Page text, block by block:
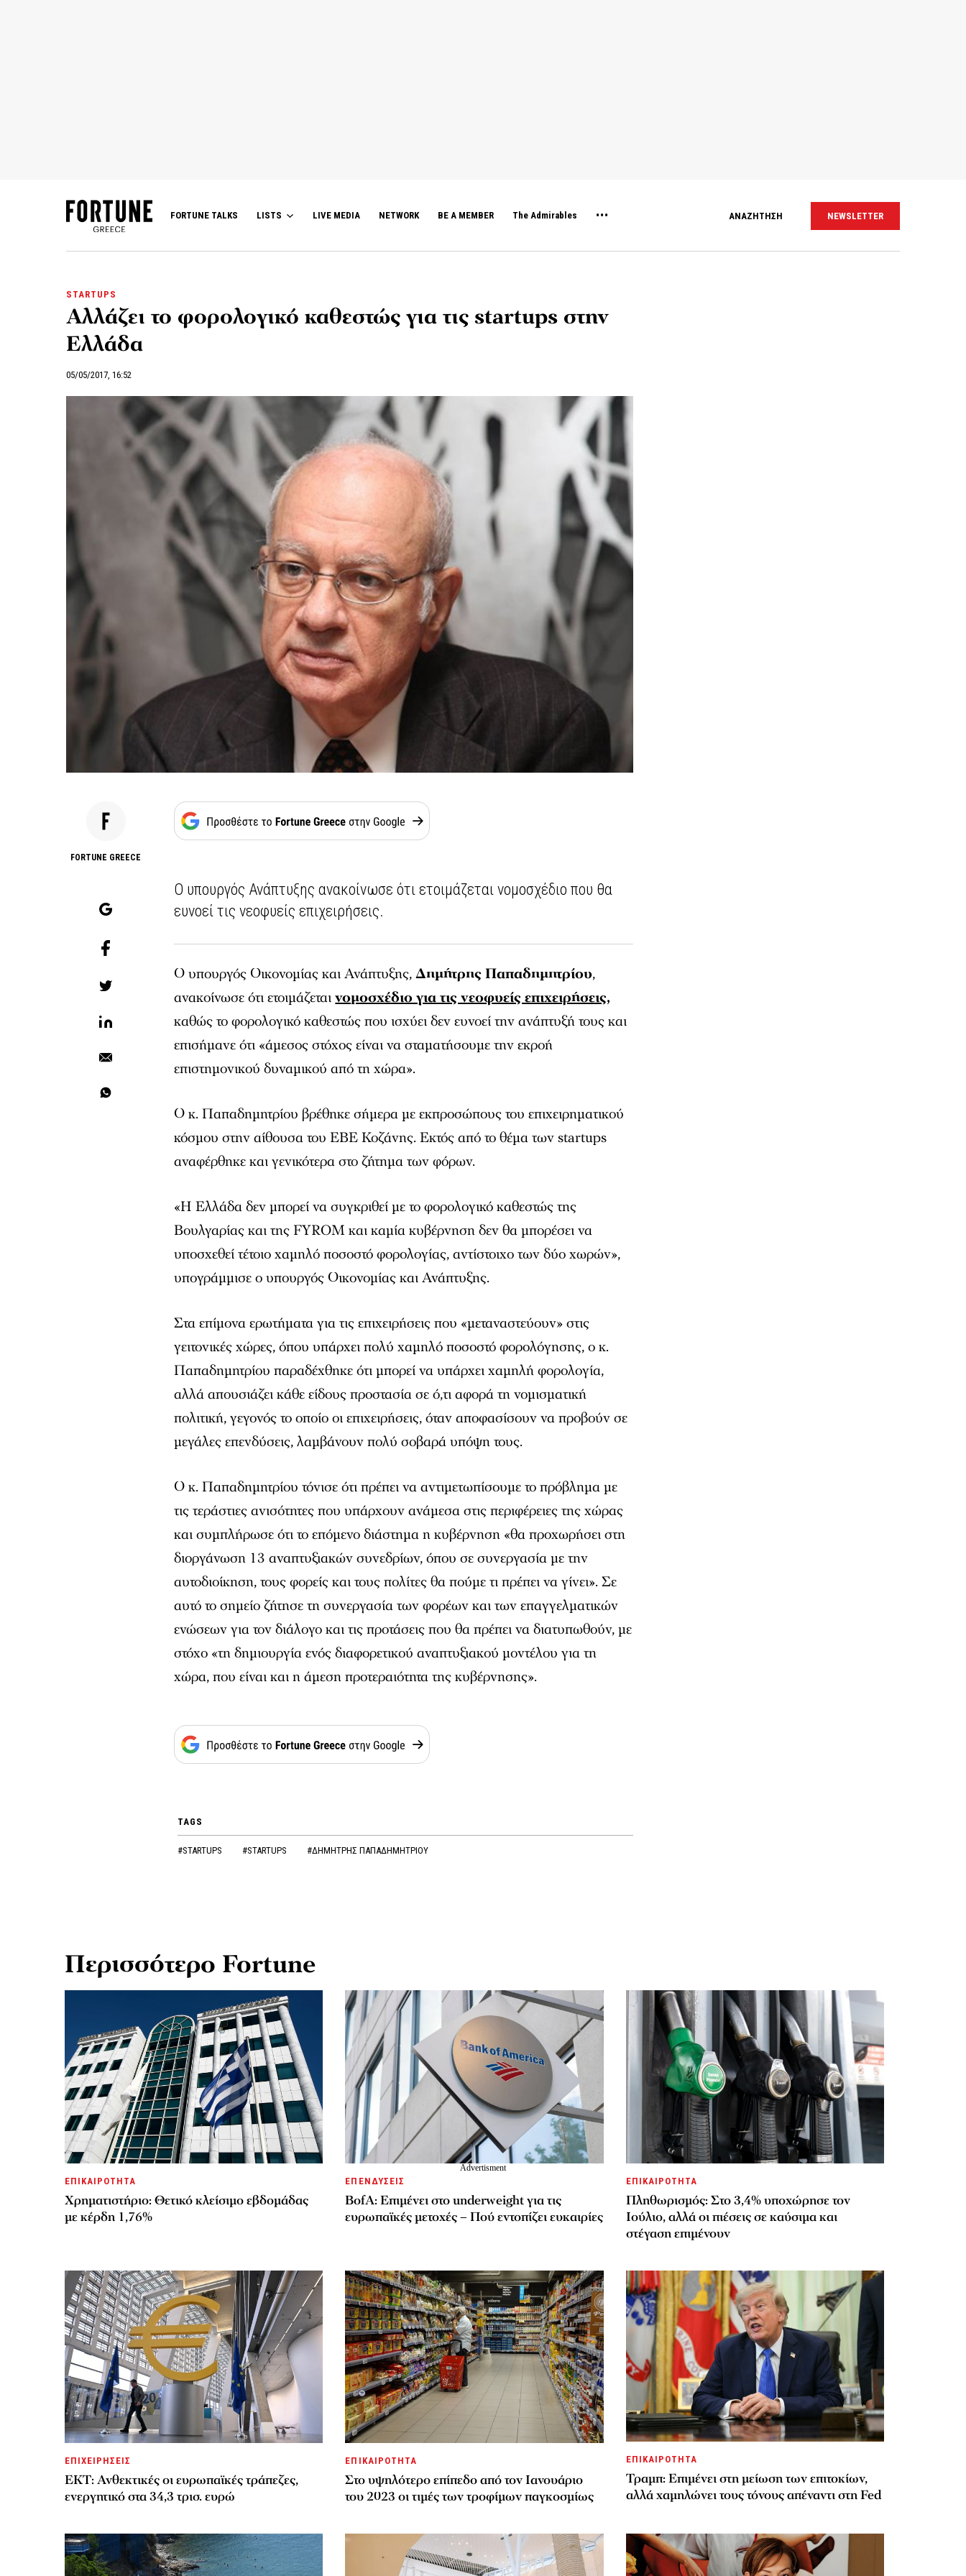
FORTUNE TALKS LISTS LIVE MEDIA NETWORK BE A MEMBER The Admirables ΑΝΑΖΗΤΗΣΗ NEWSLETTER
STARTUPS
Αλλάζει το φορολογικό καθεστώς για τις startups στην
Ελλάδα
05/05/2017, 16:52
FORTUNE GREECE
Ο υπουργός Ανάπτυξης ανακοίνωσε ότι ετοιμάζεται νομοσχέδιο που θα
ευνοεί τις νεοφυείς επιχειρήσεις.
Ο υπουργός Οικονομίας και Ανάπτυξης,Δημήτρης Παπαδημητρίου,
ανακοίνωσε ότι ετοιμάζεταινομοσχέδιο για τις νεοφυείς επιχειρήσεις,
καθώς το φορολογικό καθεστώς που ισχύει δεν ευνοεί την ανάπτυξή τους και
επισήμανε ότι «άμεσος στόχος είναι να σταματήσουμε την εκροή
επιστημονικού δυναμικού από τη χώρα».
Ο κ. Παπαδημητρίου βρέθηκε σήμερα με εκπροσώπους του επιχειρηματικού
κόσμου στην αίθουσα του ΕΒΕ Κοζάνης. Εκτός από το θέμα των startups
αναφέρθηκε και γενικότερα στο ζήτημα των φόρων.
«Η Ελλάδα δεν μπορεί να συγκριθεί με το φορολογικό καθεστώς της
Βουλγαρίας και της FYROM και καμία κυβέρνηση δεν θα μπορέσει να
υποσχεθεί τέτοιο χαμηλό ποσοστό φορολογίας, αντίστοιχο των δύο χωρών»,
υπογράμμισε ο υπουργός Οικονομίας και Ανάπτυξης.
Στα επίμονα ερωτήματα για τις επιχειρήσεις που «μεταναστεύουν» στις
γειτονικές χώρες, όπου υπάρχει πολύ χαμηλό ποσοστό φορολόγησης, ο κ.
Παπαδημητρίου παραδέχθηκε ότι μπορεί να υπάρχει χαμηλή φορολογία,
αλλά απουσιάζει κάθε είδους προστασία σε ό,τι αφορά τη νομισματική
πολιτική, γεγονός το οποίο οι επιχειρήσεις, όταν αποφασίσουν να προβούν σε
μεγάλες επενδύσεις, λαμβάνουν πολύ σοβαρά υπόψη τους.
Ο κ. Παπαδημητρίου τόνισε ότι πρέπει να αντιμετωπίσουμε το πρόβλημα με
τις τεράστιες ανισότητες που υπάρχουν ανάμεσα στις περιφέρειες της χώρας
και συμπλήρωσε ότι το επόμενο διάστημα η κυβέρνηση «θα προχωρήσει στη
διοργάνωση 13 αναπτυξιακών συνεδρίων, όπου σε συνεργασία με την
αυτοδιοίκηση, τους φορείς και τους πολίτες θα πούμε τι πρέπει να γίνει». Σε
αυτό το σημείο ζήτησε τη συνεργασία των φορέων και των επαγγελματικών
ενώσεων για τον διάλογο και τις προτάσεις που θα πρέπει να διατυπωθούν, με
στόχο «τη δημιουργία ενός διαφορετικού αναπτυξιακού μοντέλου για τη
χώρα, που είναι και η άμεση προτεραιότητα της κυβέρνησης».
TAGS
#STARTUPS #STARTUPS #ΔΗΜΗΤΡΗΣ ΠΑΠΑΔΗΜΗΤΡΙΟΥ
Περισσότερο Fortune
ΕΠΙΚΑΙΡΟΤΗΤΑ
Χρηματιστήριο: Θετικό κλείσιμο εβδομάδας
με κέρδη 1,76%
ΕΠΕΝΔΥΣΕΙΣ
BofA: Επιμένει στο underweight για τις
ευρωπαϊκές μετοχές – Πού εντοπίζει ευκαιρίες
ΕΠΙΚΑΙΡΟΤΗΤΑ
Πληθωρισμός: Στο 3,4% υποχώρησε τον
Ιούλιο, αλλά οι πιέσεις σε καύσιμα και
στέγαση επιμένουν
ΕΠΙΧΕΙΡΗΣΕΙΣ
ΕΚΤ: Ανθεκτικές οι ευρωπαϊκές τράπεζες,
ενεργητικό στα 34,3 τρισ. ευρώ
ΕΠΙΚΑΙΡΟΤΗΤΑ
Στο υψηλότερο επίπεδο από τον Ιανουάριο
του 2023 οι τιμές των τροφίμων παγκοσμίως
ΕΠΙΚΑΙΡΟΤΗΤΑ
Τραμπ: Επιμένει στη μείωση των επιτοκίων,
αλλά χαμηλώνει τους τόνους απέναντι στη Fed